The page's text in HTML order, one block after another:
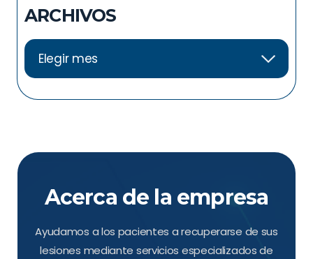
ARCHIVOS
Acerca de la empresa
Ayudamos a los pacientes a recuperarse de sus
lesiones mediante servicios especializados de